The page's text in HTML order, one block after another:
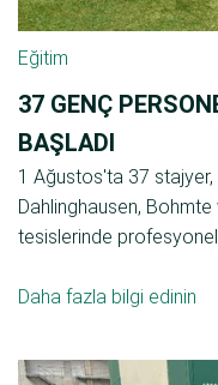
Eğitim
37 GENÇ
BAŞLADI
1 Ağustos'ta 37 stajyer,
Dahlinghausen,
tesislerinde
Daha fazla bilgi edinin